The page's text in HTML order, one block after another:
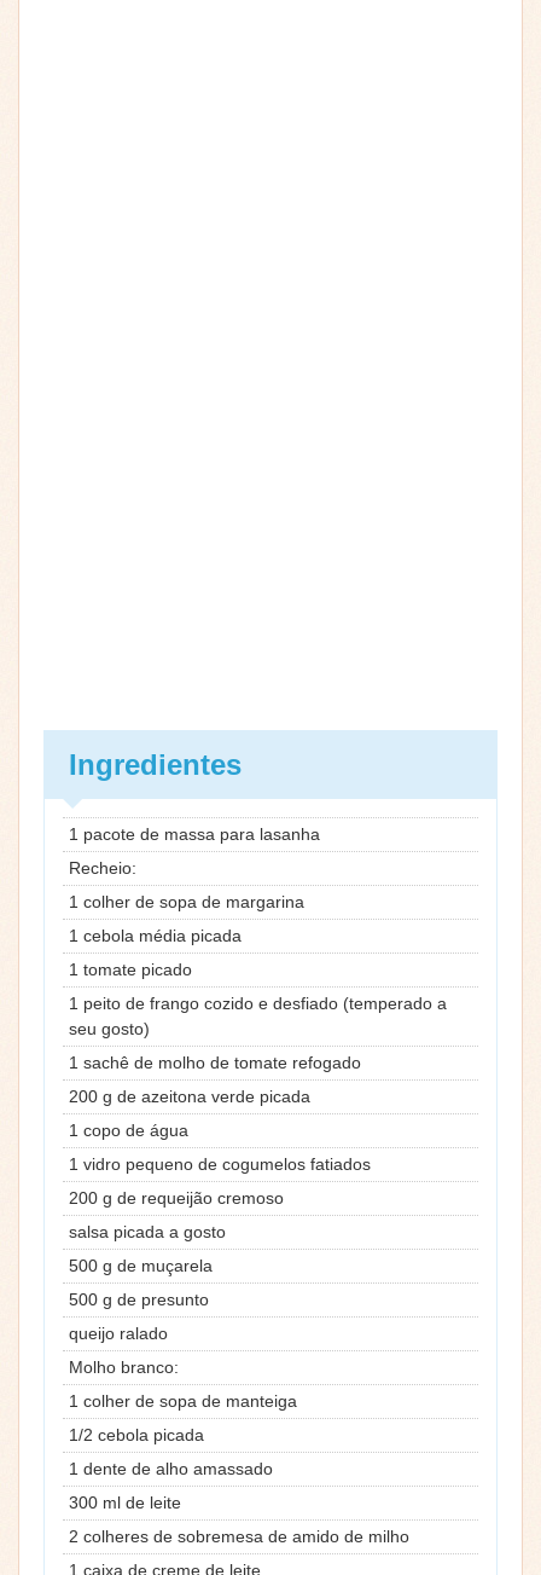
Ingredientes
1 pacote de massa para lasanha
Recheio:
1 colher de sopa de margarina
1 cebola média picada
1 tomate picado
1 peito de frango cozido e desfiado (temperado a
seu gosto)
1 sachê de molho de tomate refogado
200 g de azeitona verde picada
1 copo de água
1 vidro pequeno de cogumelos fatiados
200 g de requeijão cremoso
salsa picada a gosto
500 g de muçarela
500 g de presunto
queijo ralado
Molho branco:
1 colher de sopa de manteiga
1/2 cebola picada
1 dente de alho amassado
300 ml de leite
2 colheres de sobremesa de amido de milho
1 caixa de creme de leite